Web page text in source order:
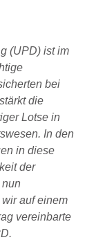
(UPD) ist im
bei
die
Lotse in
In den
in diese
der
nun
auf einem
vereinbarte